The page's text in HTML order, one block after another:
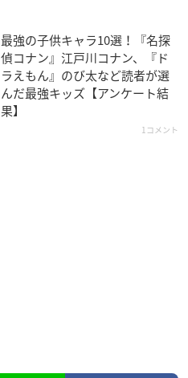
最強の子供キャラ10選！『名探
偵コナン』江戸川コナン、『ド
ラえもん』のび太など読者が選
んだ最強キッズ【アンケート結
果】
1コメント